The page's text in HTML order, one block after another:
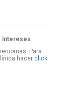
intereses.
Para
hacer click